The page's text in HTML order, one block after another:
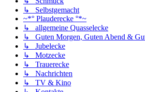
↳ Selbstgemacht
~*° Plauderecke °*~
↳ allgemeine Quasselecke
↳ Guten Morgen, Guten Abend &
↳ Jubelecke
↳ Motzecke
↳ Trauerecke
↳ Nachrichten
↳ TV & Kino